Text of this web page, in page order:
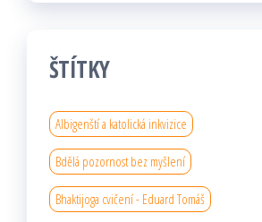
ŠTÍTKY
Albigenští a katolická inkvizice
Bdělá pozornost bez myšlení
Bhaktijoga cvičení - Eduard Tomáš